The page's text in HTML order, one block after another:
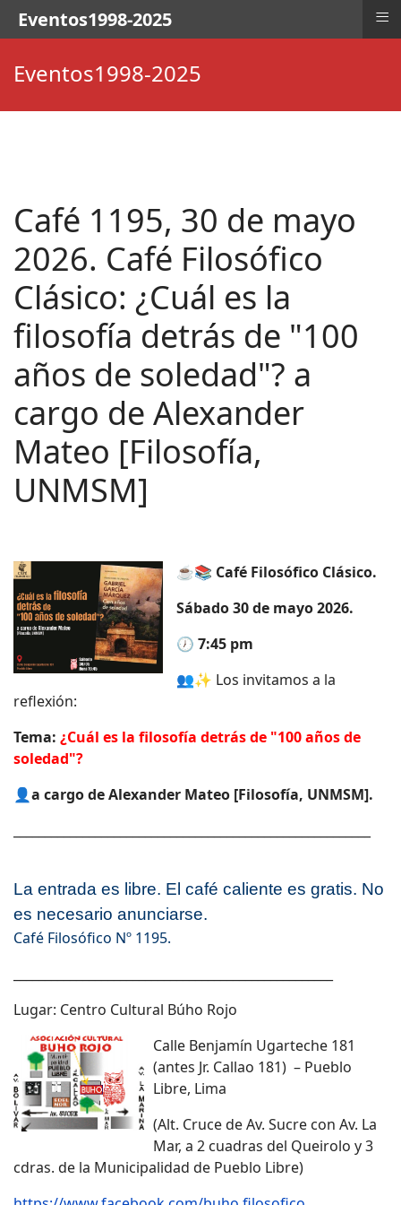
Eventos1998-2025
Café 1195, 30 de mayo
2026. Café Filosófico
Clásico: ¿Cuál es la
filosofía detrás de "100
años de soledad"? a
cargo de Alexander
Mateo [Filosofía,
UNMSM]
☕📚 Café Filosófico Clásico.
Sábado 30 de mayo 2026.
🕖7:45 pm
👥✨ Los invitamos a la
reflexión:
Tema: ¿Cuál es la filosofía detrás de "100 años de
soledad"?
👤a cargo de Alexander Mateo [Filosofía, UNMSM].
La entrada es libre. El café caliente es gratis. No
es necesario anunciarse.
Café Filosófico Nº 1195.
Lugar: Centro Cultural Búho Rojo
Calle Benjamín Ugarteche 181
(antes Jr. Callao 181) – Pueblo
Libre, Lima
(Alt. Cruce de Av. Sucre con Av. La
Mar, a 2 cuadras del Queirolo y 3
cdras. de la Municipalidad de Pueblo Libre)
Eventos1998-2025 ≡